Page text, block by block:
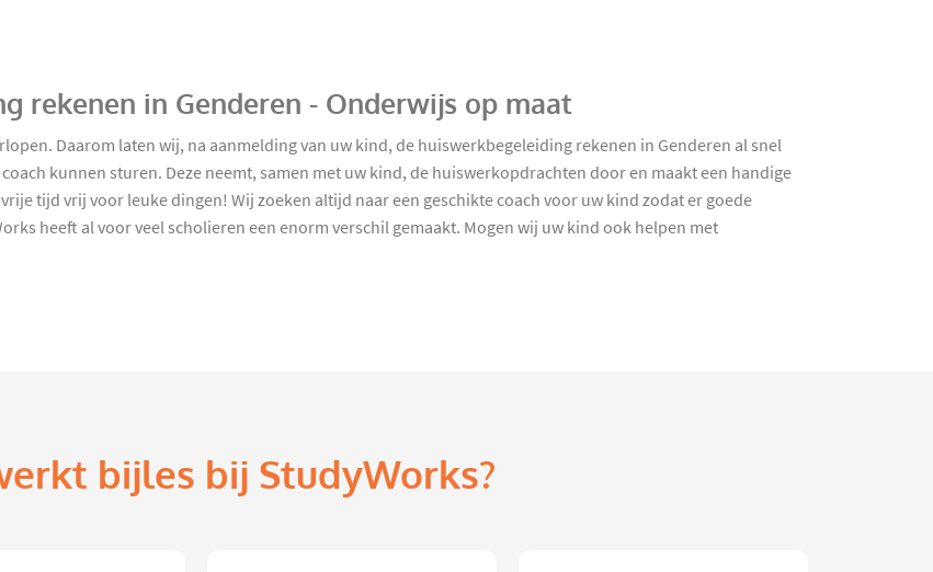
rekenen in Genderen - Onderwijs op maat
Daarom laten wij, na aanmelding van uw kind, de huiswerkbegeleiding rekenen in Genderen al snel
kunnen sturen. Deze neemt, samen met uw kind, de huiswerkopdrachten door en maakt een handige
tijd vrij voor leuke dingen! Wij zoeken altijd naar een geschikte coach voor uw kind zodat er goede
heeft al voor veel scholieren een enorm verschil gemaakt. Mogen wij uw kind ook helpen met
bijles bij StudyWorks?